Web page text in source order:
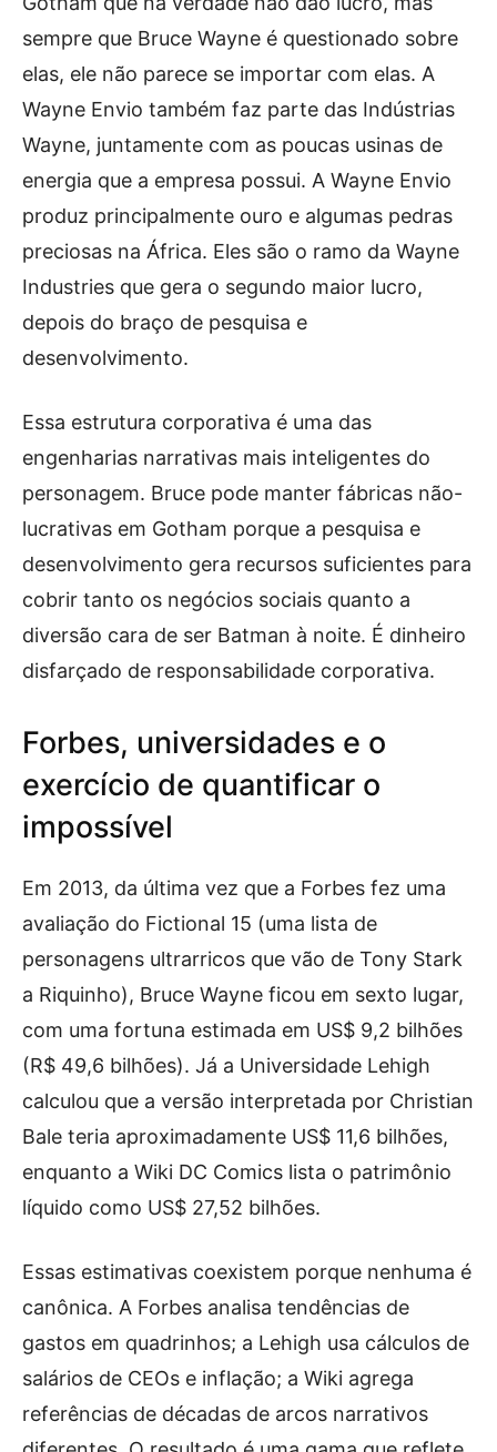
sempre que Bruce Wayne é questionado sobre
elas, ele não parece se importar com elas. A
Wayne Envio também faz parte das Indústrias
Wayne, juntamente com as poucas usinas de
energia que a empresa possui. A Wayne Envio
produz principalmente ouro e algumas pedras
preciosas na África. Eles são o ramo da Wayne
Industries que gera o segundo maior lucro,
depois do braço de pesquisa e
desenvolvimento.
Essa estrutura corporativa é uma das
engenharias narrativas mais inteligentes do
personagem. Bruce pode manter fábricas não-
lucrativas em Gotham porque a pesquisa e
desenvolvimento gera recursos suficientes para
cobrir tanto os negócios sociais quanto a
diversão cara de ser Batman à noite. É dinheiro
disfarçado de responsabilidade corporativa.
Forbes, universidades e o
exercício de quantificar o
impossível
Em 2013, da última vez que a Forbes fez uma
avaliação do Fictional 15 (uma lista de
personagens ultrarricos que vão de Tony Stark
a Riquinho), Bruce Wayne ficou em sexto lugar,
com uma fortuna estimada em US$ 9,2 bilhões
(R$ 49,6 bilhões). Já a Universidade Lehigh
calculou que a versão interpretada por Christian
Bale teria aproximadamente US$ 11,6 bilhões,
enquanto a Wiki DC Comics lista o patrimônio
líquido como US$ 27,52 bilhões.
Essas estimativas coexistem porque nenhuma é
canônica. A Forbes analisa tendências de
gastos em quadrinhos; a Lehigh usa cálculos de
salários de CEOs e inflação; a Wiki agrega
referências de décadas de arcos narrativos